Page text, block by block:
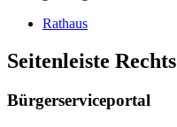
Rathaus
Seitenleiste Rechts
Bürgerserviceportal